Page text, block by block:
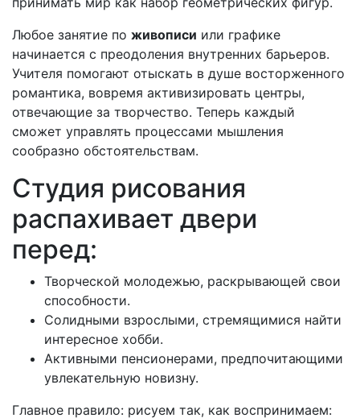
Любое занятие по живописи или графике
начинается с преодоления внутренних барьеров.
Учителя помогают отыскать в душе восторженного
романтика, вовремя активизировать центры,
отвечающие за творчество. Теперь каждый
сможет управлять процессами мышления
сообразно обстоятельствам.
Студия рисования
распахивает двери
перед:
Творческой молодежью, раскрывающей свои
способности.
Солидными взрослыми, стремящимися найти
интересное хобби.
Активными пенсионерами, предпочитающими
увлекательную новизну.
Главное правило: рисуем так, как воспринимаем: